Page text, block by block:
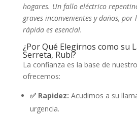
hogares. Un fallo eléctrico
graves inconvenientes y daños,
rápida es esencial.
¿Por Qué Elegirnos como su
Serreta, Rubí?
La confianza es la base de
ofrecemos:
✅ Rapidez: Acudimos a su
urgencia.